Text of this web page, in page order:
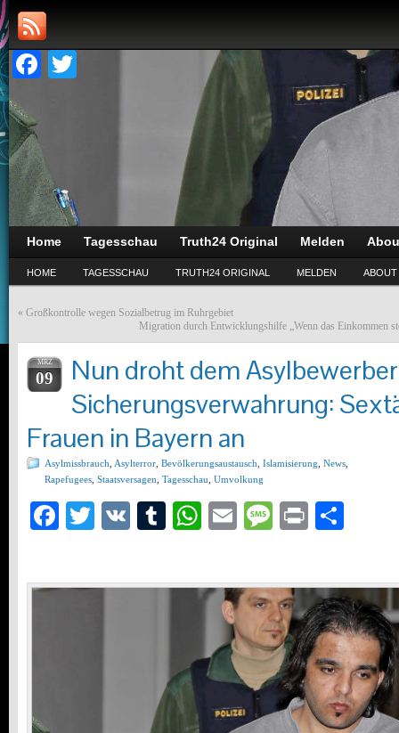
Facebook
Home Tagesschau Truth24 Original Melden
HOME TAGESSCHAU TRUTH24 ORIGINAL MELDEN ABOUT
« Großkontrolle wegen Sozialbetrug im Ruhrgebiet
Migration durch Entwicklungshilfe „Wenn das Einkommen
MRZ
09
Nun droht dem
Sicherungsverwahrung:
Frauen in Bayern an
Asylmissbrauch Asylterror Bevölkerungsaustausch Islamisierung News
Rapefugees Staatsversagen Tagesschau Umvolkung
Facebook
Twitter
VK Tumblr
WhatsApp
EmailMessage
Print